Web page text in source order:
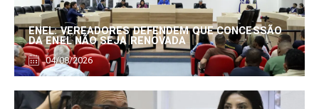
ENEL: VEREADORES DEFENDEM QUE CONCESSÃO
DA ENEL NÃO SEJA RENOVADA
04/08/2026